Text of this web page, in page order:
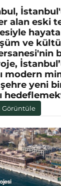
alan eski
ve
modern
yeni
Görüntüle